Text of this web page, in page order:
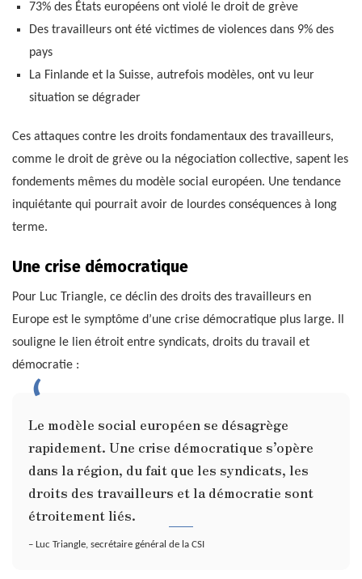
73% des États européens ont violé le droit de grève
Des travailleurs ont été victimes de violences dans 9% des
pays
La Finlande et la Suisse, autrefois modèles, ont vu leur
situation se dégrader
Ces attaques contre les droits fondamentaux des travailleurs,
comme le droit de grève ou la négociation collective, sapent les
fondements mêmes du modèle social européen. Une tendance
inquiétante qui pourrait avoir de lourdes conséquences à long
terme.
Une crise démocratique
Pour Luc Triangle, ce déclin des droits des travailleurs en
Europe est le symptôme d’une crise démocratique plus large. Il
souligne le lien étroit entre syndicats, droits du travail et
démocratie :
Le modèle social européen se désagrège
rapidement. Une crise démocratique s’opère
dans la région, du fait que les syndicats, les
droits des travailleurs et la démocratie sont
étroitement liés.
– Luc Triangle, secrétaire général de la CSI